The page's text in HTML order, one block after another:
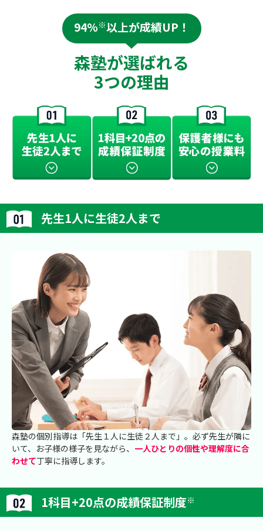
94%※以上が成績UP！
森塾が選ばれる
3つの理由
先生1人に生徒2人まで
森塾の個別指導は「先生１人に生徒２人まで」。必ず先生が隣に
いて、お子様の様子を見ながら、 一人ひとりの個性や理解度に合
わせて丁寧に指導します。
1科目+20点の成績保証制度※